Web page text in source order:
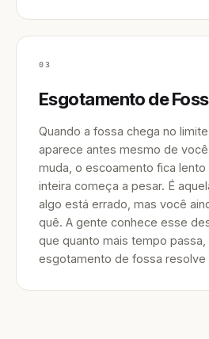
03
Esgotamento de
Quando a fossa chega no
aparece antes mesmo de
muda, o escoamento fica lento
inteira começa a pesar. É
algo está errado, mas você
quê. A gente conhece esse
que quanto mais tempo passa,
esgotamento de fossa resolve